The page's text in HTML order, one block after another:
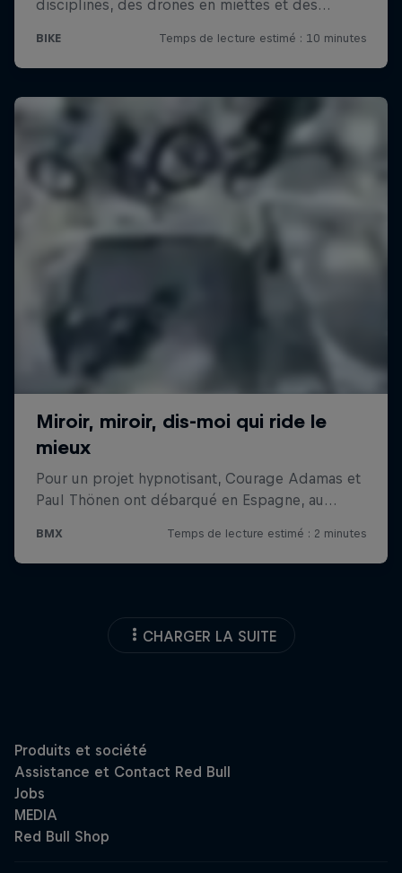
CHARGER LA SUITE